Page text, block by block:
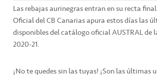
Las rebajas aurinegras entran en su recta
Oficial del CB Canarias apura estos días las
disponibles del catálogo oficial AUSTRAL de
2020-21.
¡No te quedes sin las tuyas! ¡Son las últimas